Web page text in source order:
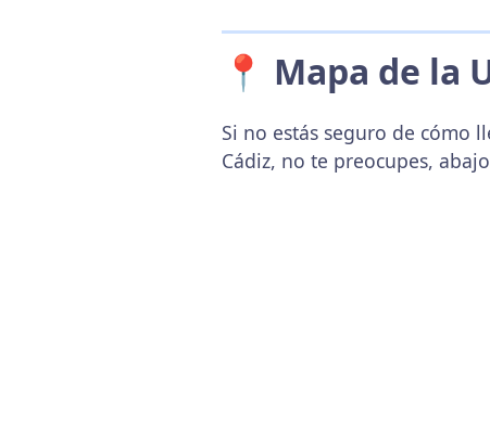
📍 Mapa de la
Si no estás seguro de cómo
Cádiz, no te preocupes,